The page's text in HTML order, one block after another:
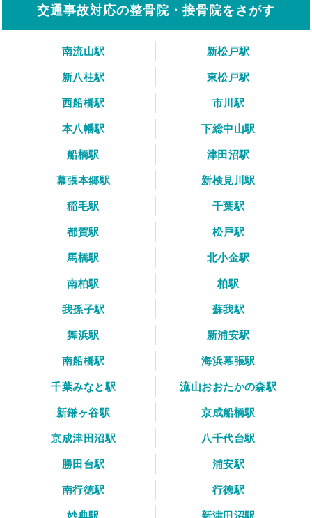
交通事故対応の整骨院・接骨院をさがす
南流山駅
新松戸駅
新八柱駅
東松戸駅
西船橋駅
市川駅
本八幡駅
下総中山駅
船橋駅
津田沼駅
幕張本郷駅
新検見川駅
稲毛駅
千葉駅
都賀駅
松戸駅
馬橋駅
北小金駅
南柏駅
柏駅
我孫子駅
蘇我駅
舞浜駅
新浦安駅
南船橋駅
海浜幕張駅
千葉みなと駅
流山おおたかの森駅
新鎌ヶ谷駅
京成船橋駅
京成津田沼駅
八千代台駅
勝田台駅
浦安駅
南行徳駅
行徳駅